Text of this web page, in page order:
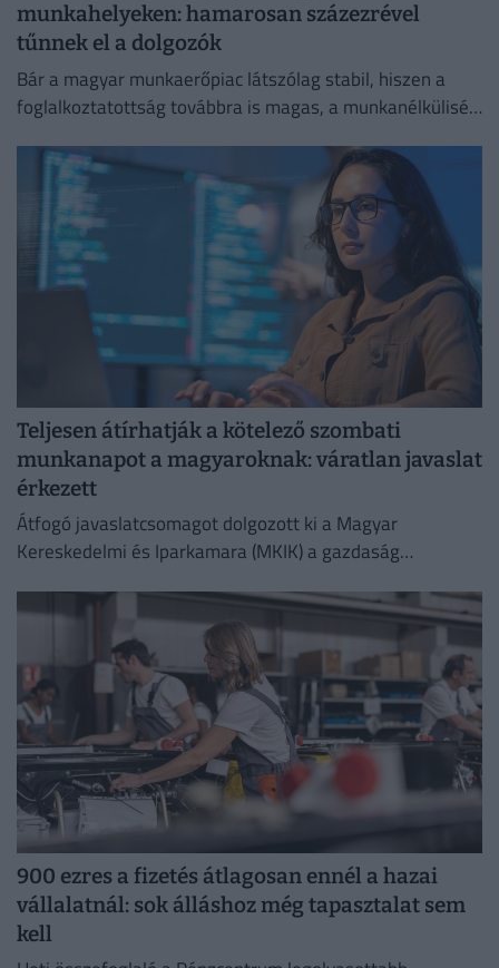
munkahelyeken: hamarosan százezrével
tűnnek el a dolgozók
Bár a magyar munkaerőpiac látszólag stabil, hiszen a
foglalkoztatottság továbbra is magas, a munkanélküliség
Teljesen átírhatják a kötelező szombati
munkanapot a magyaroknak: váratlan javaslat
érkezett
Átfogó javaslatcsomagot dolgozott ki a Magyar
Kereskedelmi és Iparkamara (MKIK) a gazdaság
kezelése érdekében.
900 ezres a fizetés átlagosan ennél a hazai
vállalatnál: sok álláshoz még tapasztalat sem
kell